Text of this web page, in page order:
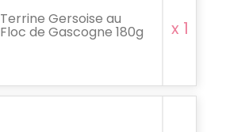
Terrine Gersoise au
Floc de Gascogne 180g x 1